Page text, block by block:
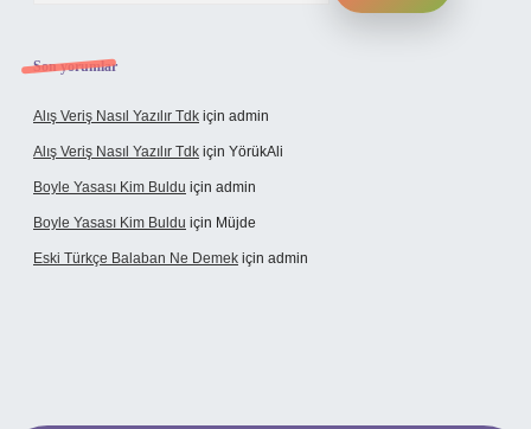
Son yorumlar
Alış Veriş Nasıl Yazılır Tdk için admin
Alış Veriş Nasıl Yazılır Tdk için YörükAli
Boyle Yasası Kim Buldu için admin
Boyle Yasası Kim Buldu için Müjde
Eski Türkçe Balaban Ne Demek için admin